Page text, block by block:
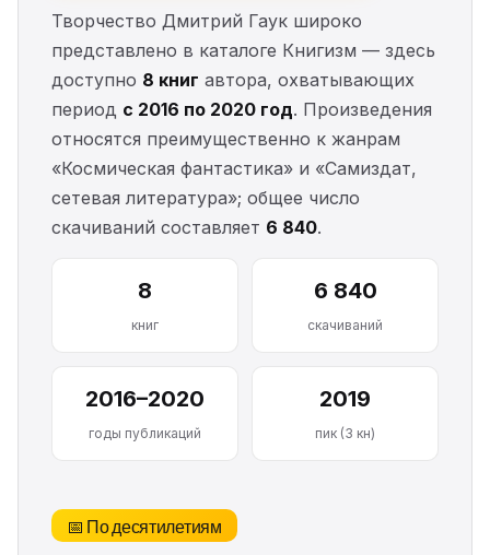
Творчество Дмитрий Гаук широко
представлено в каталоге Книгизм — здесь
доступно 8 книг автора, охватывающих
период с 2016 по 2020 год. Произведения
относятся преимущественно к жанрам
«Космическая фантастика» и «Самиздат,
сетевая литература»; общее число
скачиваний составляет 6 840.
8
книг
6 840
скачиваний
2016–2020
годы публикаций
2019
пик (3 кн)
📅 По десятилетиям